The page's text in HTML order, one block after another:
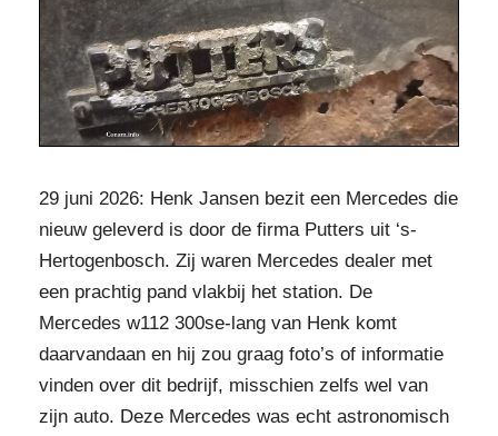
29 juni 2026: Henk Jansen bezit een Mercedes die
nieuw geleverd is door de firma Putters uit ‘s-
Hertogenbosch. Zij waren Mercedes dealer met
een prachtig pand vlakbij het station. De
Mercedes w112 300se-lang van Henk komt
daarvandaan en hij zou graag foto’s of informatie
vinden over dit bedrijf, misschien zelfs wel van
zijn auto. Deze Mercedes was echt astronomisch